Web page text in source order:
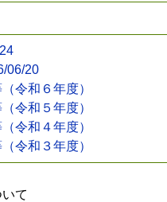
06/20
令和６年度）
令和５年度）
令和４年度）
令和３年度）
て